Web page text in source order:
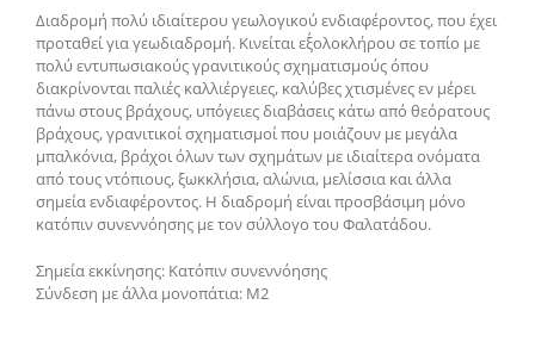
Διαδρομή πολύ ιδιαίτερου γεωλογικού ενδιαφέροντος, που έχει
προταθεί για γεωδιαδρομή. Κινείται εξ΄ολοκλήρου σε τοπίο με
πολύ εντυπωσιακούς γρανιτικούς σχηματισμούς όπου
διακρίνονται παλιές καλλιέργειες, καλύβες χτισμένες εν μέρει
πάνω στους βράχους, υπόγειες διαβάσεις κάτω από θεόρατους
βράχους, γρανιτικοί σχηματισμοί που μοιάζουν με μεγάλα
μπαλκόνια, βράχοι όλων των σχημάτων με ιδιαίτερα ονόματα
από τους ντόπιους, ξωκκλήσια, αλώνια, μελίσσια και άλλα
σημεία ενδιαφέροντος. Η διαδρομή είναι προσβάσιμη μόνο
κατόπιν συνεννόησης με τον σύλλογο του Φαλατάδου.
Σημεία εκκίνησης: Κατόπιν συνεννόησης
Σύνδεση με άλλα μονοπάτια: Μ2